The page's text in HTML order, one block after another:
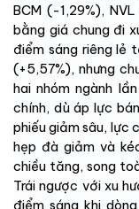
BCM (-1,29%),
bằng giá chung đi
điểm sáng riêng lẻ
(+5,57%), nhưng
hai nhóm ngành
chính, dù áp lực
phiếu giảm sâu, lực
hẹp đà giảm và
chiều tăng, song
Trái ngược với xu
điểm sáng khi